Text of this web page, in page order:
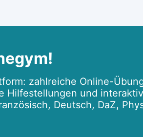
zahlreiche Online-
Hilfestellungen und
Deutsch, DaZ,